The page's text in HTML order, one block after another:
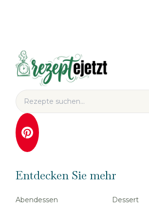
Entdecken Sie mehr
Abendessen
Dessert